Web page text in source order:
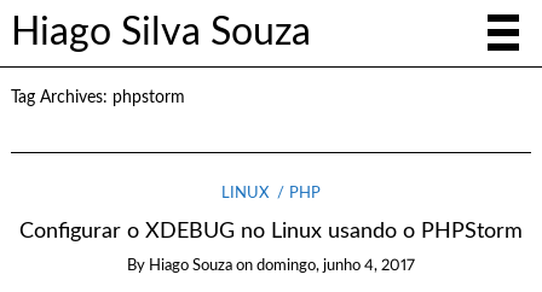
Hiago Silva Souza
Tag Archives: phpstorm
LINUX PHP
Configurar o XDEBUG no Linux usando o PHPStorm
By Hiago Souza on domingo, junho 4, 2017